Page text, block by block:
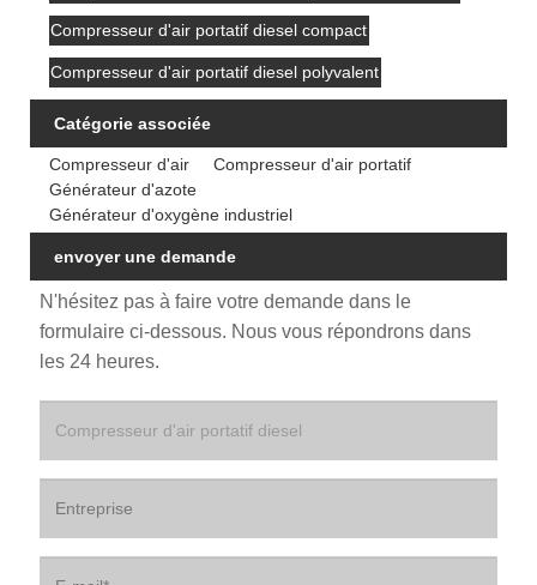
Compresseur d'air portatif diesel compact
Compresseur d'air portatif diesel polyvalent
Catégorie associée
Compresseur d'air
Compresseur d'air portatif
Générateur d'azote
Générateur d'oxygène industriel
envoyer une demande
N'hésitez pas à faire votre demande dans le
formulaire ci-dessous. Nous vous répondrons dans
les 24 heures.